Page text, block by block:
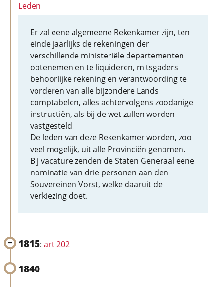
Leden
Er zal eene algemeene Rekenkamer zijn, ten
einde jaarlijks de rekeningen der
verschillende ministeriële departementen
optenemen en te liquideren, mitsgaders
behoorlijke rekening en verantwoording te
vorderen van alle bijzondere Lands
comptabelen, alles achtervolgens zoodanige
instructiën, als bij de wet zullen worden
vastgesteld.
De leden van deze Rekenkamer worden, zoo
veel mogelijk, uit alle Provinciën genomen.
Bij vacature zenden de Staten Generaal eene
nominatie van drie personen aan den
Souvereinen Vorst, welke daaruit de
verkiezing doet.
1815: art 202
1840